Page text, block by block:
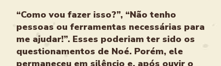
“Como vou fazer isso?”, “Não tenho
pessoas ou ferramentas necessárias para
me ajudar!”. Esses poderiam ter sido os
questionamentos de Noé. Porém, ele
permaneceu em silêncio e, após ouvir o